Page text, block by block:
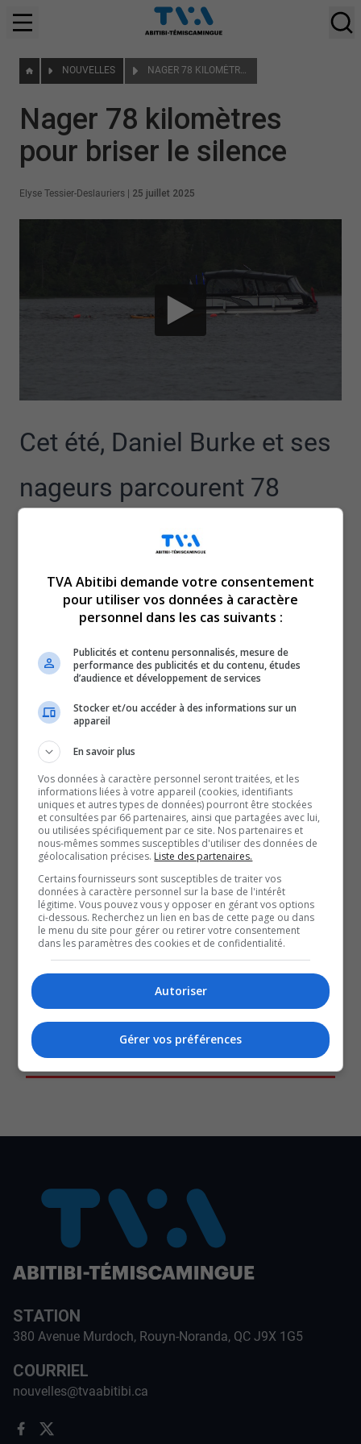
NOUVELLES NAGER 78 KILOMÈTRES POUR BRISER LE SILENCE
Nager 78 kilomètres
pour briser le silence
Elyse Tessier-Deslauriers 25 juillet 2025
Cet été, Daniel Burke et ses
nageurs parcourent 78
kilomètres entre Val-d’Or et
Amos pour briser le silence
sur la santé mentale.
Mission Harricana, c’est son cri du cœur : oser demander
de l’aide.
Avec les années, l’instigateur de la mission s’est bien
entouré.
Pour porter ce message, il faut une organisation bien
kayakistes, comme Amélie Mercier, infirmière et
instructrice de kayak de mer.
Une quinzaine de nageurs y participent, tous touchés de
près par ces enjeux.
Parmi eux : Norman Laflamme, 72 ans, accompagné de
sa sœur, Chantal.
QUESTION DU JOUR
Commentaires
SOUTENIR NOS MÉDIAS, C’EST PROTÉGER NOTRE
CULTURE ET NOTRE ÉCONOMIE
STATION
380 Avenue Murdoch, Rouyn-Noranda, QC J9X 1G5
COURRIEL
nouvelles@tvaabitibi.ca
TVA Abitibi demande votre consentement
pour utiliser vos données à caractère
personnel dans les cas suivants :
Publicités et contenu personnalisés, mesure de
performance des publicités et du contenu, études
d’audience et développement de services
Stocker et/ou accéder à des informations sur un
appareil
En savoir plus
Vos données à caractère personnel seront traitées, et les
informations liées à votre appareil (cookies, identifiants
uniques et autres types de données) pourront être stockées
et consultées par 66 partenaires, ainsi que partagées avec lui,
ou utilisées spécifiquement par ce site. Nos partenaires et
nous-mêmes sommes susceptibles d'utiliser des données de
géolocalisation précises. Liste des partenaires.
Certains fournisseurs sont susceptibles de traiter vos
données à caractère personnel sur la base de l'intérêt
légitime. Vous pouvez vous y opposer en gérant vos options
ci-dessous. Recherchez un lien en bas de cette page ou dans
le menu du site pour gérer ou retirer votre consentement
dans les paramètres des cookies et de confidentialité.
Autoriser
Gérer vos préférences